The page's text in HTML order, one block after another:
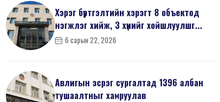
Хэрэг бүртгэлтийн хэрэгт 8 объектод
нэгжлэг хийж, 3 хүнийг хойшлуулшг...
6 сарын 22, 2026
Авлигын эсрэг сургалтад 1396 албан
тушаалтныг хамруулав